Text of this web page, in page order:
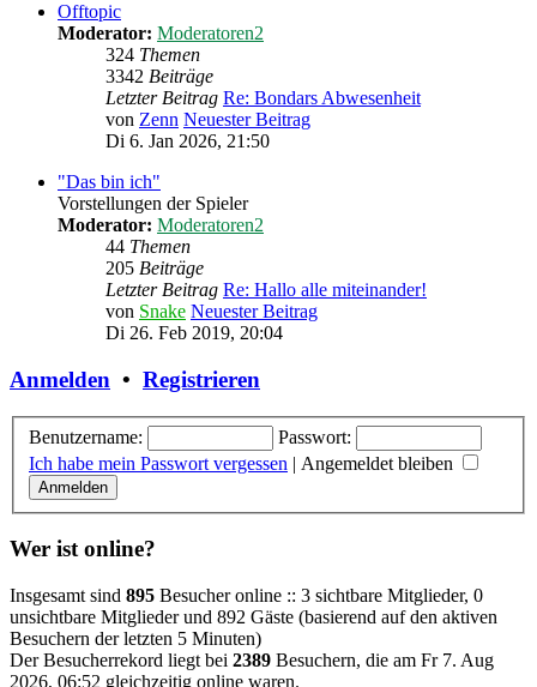
Offtopic
Moderator: Moderatoren2
324 Themen
3342 Beiträge
Letzter Beitrag Re: Bondars Abwesenheit
von Zenn Neuester Beitrag
Di 6. Jan 2026, 21:50
"Das bin ich"
Vorstellungen der Spieler
Moderator: Moderatoren2
44 Themen
205 Beiträge
Letzter Beitrag Re: Hallo alle miteinander!
von Snake Neuester Beitrag
Di 26. Feb 2019, 20:04
Anmelden • Registrieren
Benutzername:
Passwort:
Ich habe mein Passwort vergessen | Angemeldet bleiben
Wer ist online?
Insgesamt sind 895 Besucher online :: 3 sichtbare Mitglieder, 0
unsichtbare Mitglieder und 892 Gäste (basierend auf den aktiven
Besuchern der letzten 5 Minuten)
Der Besucherrekord liegt bei 2389 Besuchern, die am Fr 7. Aug
2026, 06:52 gleichzeitig online waren.